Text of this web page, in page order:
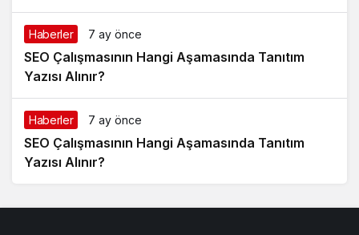
Haberler 7 ay önce
SEO Çalışmasının Hangi Aşamasında Tanıtım
Yazısı Alınır?
Haberler 7 ay önce
SEO Çalışmasının Hangi Aşamasında Tanıtım
Yazısı Alınır?